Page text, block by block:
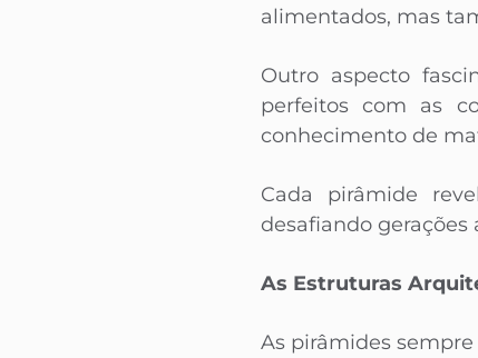
alimentados, mas
Outro aspecto
perfeitos com as
conhecimento de
Cada pirâmide
desafiando gerações
As Estruturas
As pirâmides